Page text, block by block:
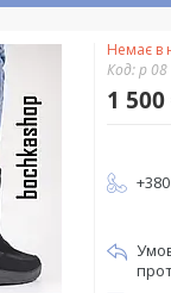
Немає в
Код:р 08
1 500